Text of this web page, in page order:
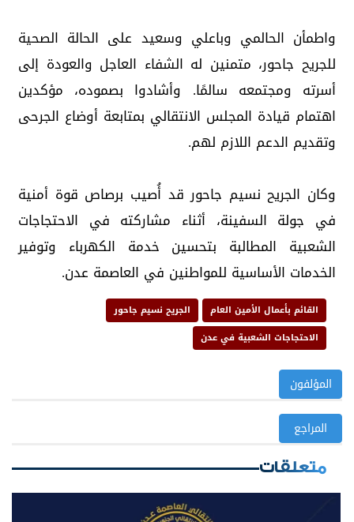
واطمأن الحالمي وباعلي وسعيد على الحالة الصحية
للجريح جاحور، متمنين له الشفاء العاجل والعودة إلى
أسرته ومجتمعه سالمًا. وأشادوا بصموده، مؤكدين
اهتمام قيادة المجلس الانتقالي بمتابعة أوضاع الجرحى
وتقديم الدعم اللازم لهم.
وكان الجريح نسيم جاحور قد أُصيب برصاص قوة أمنية
في جولة السفينة، أثناء مشاركته في الاحتجاجات
الشعبية المطالبة بتحسين خدمة الكهرباء وتوفير
الخدمات الأساسية للمواطنين في العاصمة عدن.
القائم بأعمال الأمين العام
الجريح نسيم جاحور
الاحتجاجات الشعبية في عدن
المؤلفون
المراجع
متعلقات